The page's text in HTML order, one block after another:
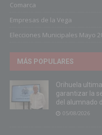
Comarca
Empresas de la Vega
Elecciones Municipales Mayo
MÁS POPULARES
Orihuela
garantizar la
del alumnado
05/08/2026